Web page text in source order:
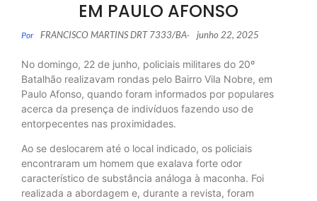
EM PAULO AFONSO
Por FRANCISCO MARTINS DRT 7333/BA- junho 22, 2025
No domingo, 22 de junho, policiais militares do 20º
Batalhão realizavam rondas pelo Bairro Vila Nobre, em
Paulo Afonso, quando foram informados por populares
acerca da presença de indivíduos fazendo uso de
entorpecentes nas proximidades.
Ao se deslocarem até o local indicado, os policiais
encontraram um homem que exalava forte odor
característico de substância análoga à maconha. Foi
realizada a abordagem e, durante a revista, foram